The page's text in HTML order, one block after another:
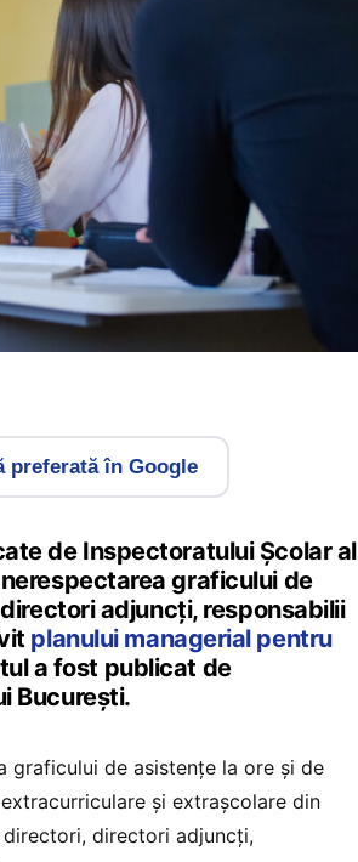
preferată în Google
de Inspectoratului Școlar al
graficului de
adjuncți, responsabilii
planului managerial pentru
a fost publicat de
București.
graficului de asistențe la ore și de
şi extraşcolare din
directori adjuncți,